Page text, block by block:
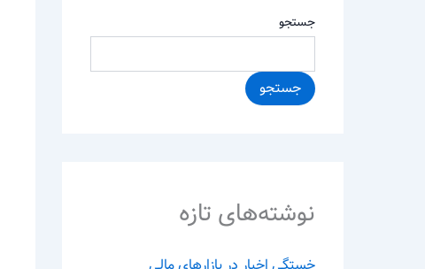
جستجو
جستجو
نوشته‌های تازه